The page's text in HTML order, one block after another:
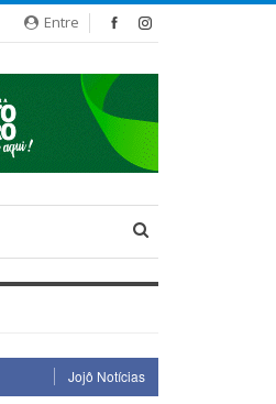
Entre
Jojô Notícias